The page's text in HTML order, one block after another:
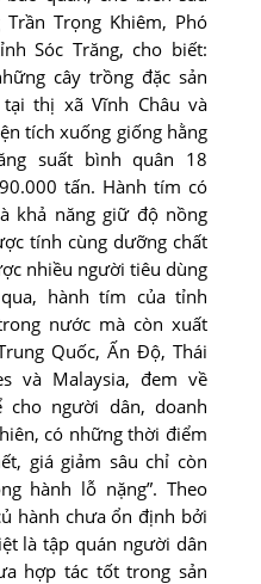
Trọng Khiêm, Phó
Sóc Trăng, cho biết:
cây trồng đặc sản
thị xã Vĩnh Châu và
tích xuống giống hằng
suất bình quân 18
tấn. Hành tím có
khả năng giữ độ nồng
tính cùng dưỡng chất
nhiều người tiêu dùng
hành tím của tỉnh
nước mà còn xuất
Quốc, Ấn Ðộ, Thái
và Malaysia, đem về
cho người dân, doanh
có những thời điểm
giá giảm sâu chỉ còn
hành lỗ nặng”. Theo
hành chưa ổn định bởi
là tập quán người dân
hợp tác tốt trong sản